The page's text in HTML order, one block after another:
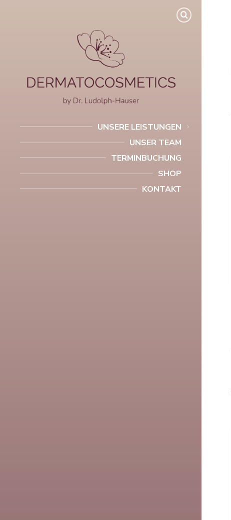
UNSERE LEISTUNGEN
UNSER TEAM
TERMINBUCHUNG
SHOP
KONTAKT